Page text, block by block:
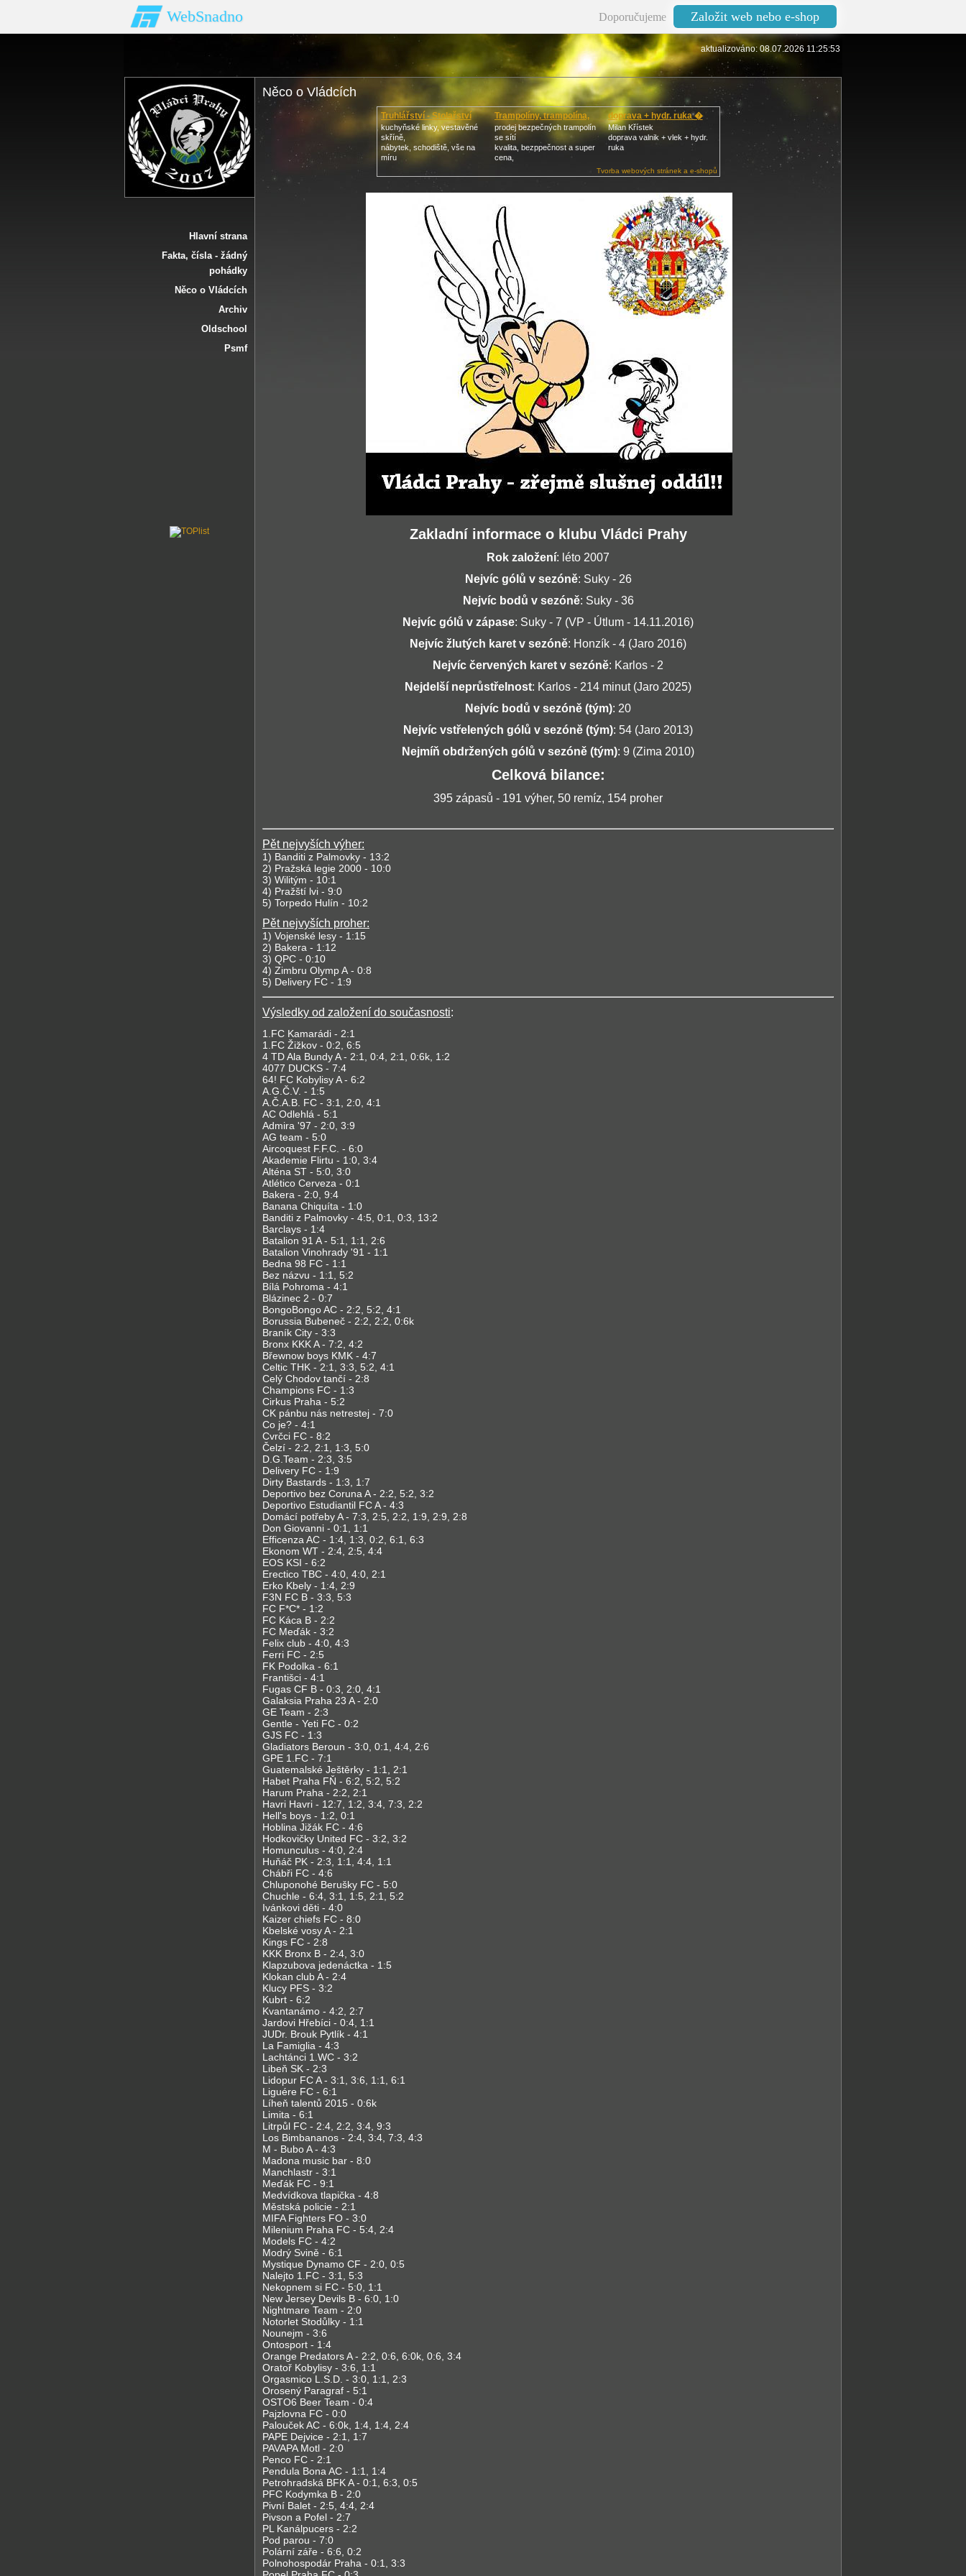
WebSnadno Doporučujeme Založit web nebo e-shop
aktualizováno: 08.07.2026 11:25:53
Hlavní strana
Fakta‚ čísla - žádný
pohádky
Něco o Vládcích
Archiv
Oldschool
Psmf
Něco o Vládcích
Truhlářství - Stolařství
kuchyňské linky, vestavěné
skříně,
nábytek, schodiště, vše na
míru
Trampolíny, trampolína,
prodej bezpečných trampolín
se sítí
kvalita, bezppečnost a super
cena,
doprava + hydr. ruka �
Milan Křístek
doprava valnik + vlek + hydr.
ruka
Tvorba webových stránek a e-shopů
Zakladní informace o klubu Vládci Prahy
Rok založení: léto 2007
Nejvíc gólů v sezóně: Suky - 26
Nejvíc bodů v sezóně: Suky - 36
Nejvíc gólů v zápase: Suky - 7 (VP - Útlum - 14.11.2016)
Nejvíc žlutých karet v sezóně: Honzík - 4 (Jaro 2016)
Nejvíc červených karet v sezóně: Karlos - 2
Nejdelší neprůstřelnost: Karlos - 214 minut (Jaro 2025)
Nejvíc bodů v sezóně (tým): 20
Nejvíc vstřelených gólů v sezóně (tým): 54 (Jaro 2013)
Nejmíň obdržených gólů v sezóně (tým): 9 (Zima 2010)
Celková bilance:
395 zápasů - 191 výher, 50 remíz, 154 proher
Pět nejvyších výher:
1) Banditi z Palmovky - 13:2
2) Pražská legie 2000 - 10:0
3) Wilitým - 10:1
4) Pražští lvi - 9:0
5) Torpedo Hulín - 10:2
Pět nejvyších proher:
1) Vojenské lesy - 1:15
2) Bakera - 1:12
3) QPC - 0:10
4) Zimbru Olymp A - 0:8
5) Delivery FC - 1:9
Výsledky od založení do současnosti:
1.FC Kamarádi - 2:1
1.FC Žižkov - 0:2, 6:5
4 TD Ala Bundy A - 2:1, 0:4, 2:1, 0:6k, 1:2
4077 DUCKS - 7:4
64! FC Kobylisy A - 6:2
A.G.Č.V. - 1:5
A.Č.A.B. FC - 3:1, 2:0, 4:1
AC Odlehlá - 5:1
Admira '97 - 2:0, 3:9
AG team - 5:0
Aircoquest F.F.C. - 6:0
Akademie Flirtu - 1:0, 3:4
Alténa ST - 5:0, 3:0
Atlético Cerveza - 0:1
Bakera - 2:0, 9:4
Banana Chiquíta - 1:0
Banditi z Palmovky - 4:5, 0:1, 0:3, 13:2
Barclays - 1:4
Batalion 91 A - 5:1, 1:1, 2:6
Batalion Vinohrady '91 - 1:1
Bedna 98 FC - 1:1
Bez názvu - 1:1, 5:2
Bílá Pohroma - 4:1
Blázinec 2 - 0:7
BongoBongo AC - 2:2, 5:2, 4:1
Borussia Bubeneč - 2:2, 2:2, 0:6k
Braník City - 3:3
Bronx KKK A - 7:2, 4:2
Břewnow boys KMK - 4:7
Celtic THK - 2:1, 3:3, 5:2, 4:1
Celý Chodov tančí - 2:8
Champions FC - 1:3
Cirkus Praha - 5:2
CK pánbu nás netrestej - 7:0
Co je? - 4:1
Cvrčci FC - 8:2
Čelzí - 2:2, 2:1, 1:3, 5:0
D.G.Team - 2:3, 3:5
Delivery FC - 1:9
Dirty Bastards - 1:3, 1:7
Deportivo bez Coruna A - 2:2, 5:2, 3:2
Deportivo Estudiantil FC A - 4:3
Domácí potřeby A - 7:3, 2:5, 2:2, 1:9, 2:9, 2:8
Don Giovanni - 0:1, 1:1
Efficenza AC - 1:4, 1:3, 0:2, 6:1, 6:3
Ekonom WT - 2:4, 2:5, 4:4
EOS KSI - 6:2
Erectico TBC - 4:0, 4:0, 2:1
Erko Kbely - 1:4, 2:9
F3N FC B - 3:3, 5:3
FC F*C* - 1:2
FC Káca B - 2:2
FC Meďák - 3:2
Felix club - 4:0, 4:3
Ferri FC - 2:5
FK Podolka - 6:1
Františci - 4:1
Fugas CF B - 0:3, 2:0, 4:1
Galaksia Praha 23 A - 2:0
GE Team - 2:3
Gentle - Yeti FC - 0:2
GJS FC - 1:3
Gladiators Beroun - 3:0, 0:1, 4:4, 2:6
GPE 1.FC - 7:1
Guatemalské Ještěrky - 1:1, 2:1
Habet Praha FŇ - 6:2, 5:2, 5:2
Harum Praha - 2:2, 2:1
Havri Havri - 12:7, 1:2, 3:4, 7:3, 2:2
Hell's boys - 1:2, 0:1
Hoblina Jižák FC - 4:6
Hodkovičky United FC - 3:2, 3:2
Homunculus - 4:0, 2:4
Huňáč PK - 2:3, 1:1, 4:4, 1:1
Chábři FC - 4:6
Chluponohé Berušky FC - 5:0
Chuchle - 6:4, 3:1, 1:5, 2:1, 5:2
Ivánkovi děti - 4:0
Kaizer chiefs FC - 8:0
Kbelské vosy A - 2:1
Kings FC - 2:8
KKK Bronx B - 2:4, 3:0
Klapzubova jedenáctka - 1:5
Klokan club A - 2:4
Klucy PFS - 3:2
Kubrt - 6:2
Kvantanámo - 4:2, 2:7
Jardovi Hřebíci - 0:4, 1:1
JUDr. Brouk Pytlík - 4:1
La Famiglia - 4:3
Lachtánci 1.WC - 3:2
Libeň SK - 2:3
Lidopur FC A - 3:1, 3:6, 1:1, 6:1
Liguére FC - 6:1
Líheň talentů 2015 - 0:6k
Limita - 6:1
Litrpůl FC - 2:4, 2:2, 3:4, 9:3
Los Bimbananos - 2:4, 3:4, 7:3, 4:3
M - BuboA - 4:3
Madona music bar - 8:0
Manchlastr - 3:1
Meďák FC - 9:1
Medvídkova tlapička - 4:8
Městská policie - 2:1
MIFA Fighters FO - 3:0
Milenium Praha FC - 5:4, 2:4
Models FC - 4:2
Modrý Svině - 6:1
Mystique Dynamo CF - 2:0, 0:5
Nalejto 1.FC - 3:1, 5:3
Nekopnem si FC - 5:0, 1:1
New Jersey Devils B - 6:0, 1:0
Nightmare Team - 2:0
Notorlet Stodůlky - 1:1
Nounejm - 3:6
Ontosport - 1:4
Orange Predators A - 2:2, 0:6, 6:0k, 0:6, 3:4
Oratoř Kobylisy - 3:6, 1:1
Orgasmico L.S.D. - 3:0, 1:1, 2:3
Orosený Paragraf - 5:1
OSTO6 Beer Team - 0:4
Pajzlovna FC - 0:0
Palouček AC - 6:0k, 1:4, 1:4, 2:4
PAPE Dejvice - 2:1, 1:7
PAVAPA Motl - 2:0
Penco FC - 2:1
Pendula Bona AC - 1:1, 1:4
Petrohradská BFK A - 0:1, 6:3, 0:5
PFC Kodymka B - 2:0
Pivní Balet - 2:5, 4:4, 2:4
Pivson a Pofel - 2:7
PL Kanálpucers - 2:2
Pod parou - 7:0
Polární záře - 6:6, 0:2
Polnohospodár Praha - 0:1, 3:3